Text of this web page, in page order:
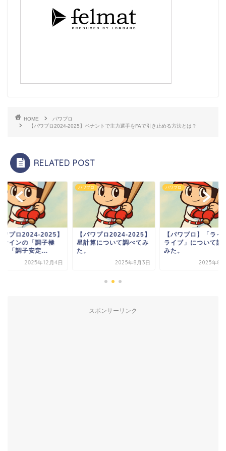
HOME
パワプロ
【パワプロ2024-2025】ペナントで主力選手をFAで引き止める方法とは？
RELATED POST
ワプロ2024-2025】
ナインの「調子極
と「調子安定...
2025年12月4日
パワプロ
【パワプロ2024-2025】
星計算について調べてみ
た。
2025年8月3日
パワプロ
【パワプロ】「ライ
ライブ」について調
みた。
2025年8
スポンサーリンク